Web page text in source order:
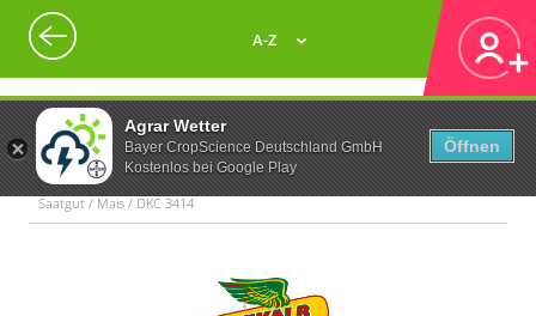
Agrar Wetter
Bayer CropScience Deutschland GmbH
Kostenlos bei Google Play
Öffnen
A-Z
Saatgut / Mais / DKC 3414